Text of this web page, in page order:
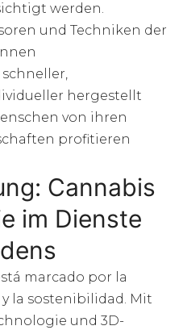
werden.
und Techniken der
hergestellt
von ihren
profitieren
Cannabis
im Dienste
marcado por la
la sostenibilidad. Mit
und 3D-